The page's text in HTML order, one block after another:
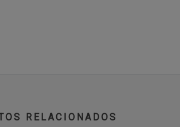
RELACIONADOS